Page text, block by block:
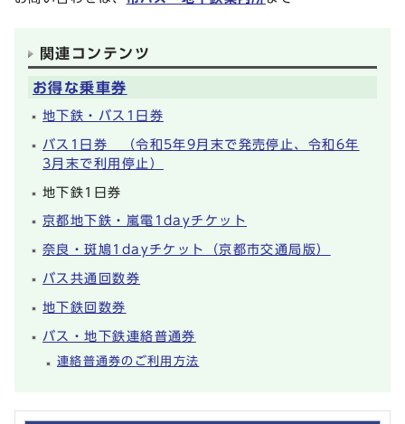
関連コンテンツ
お得な乗車券
地下鉄・バス1日券
バス1日券 （令和5年9月末で発売停止、令和6年
3月末で利用停止）
地下鉄1日券
京都地下鉄・嵐電1dayチケット
奈良・斑鳩1dayチケット（京都市交通局版）
バス共通回数券
地下鉄回数券
バス・地下鉄連絡普通券
連絡普通券のご利用方法